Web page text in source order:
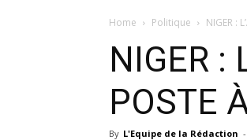
Home Politique NIGER :
NIGER :
POSTE
By L'Equipe de la Rédaction -